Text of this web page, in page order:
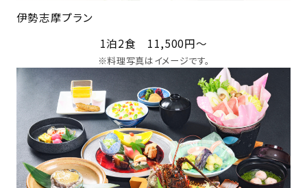
伊勢志摩プラン
1泊2食 11,500円～
※料理写真はイメージです。